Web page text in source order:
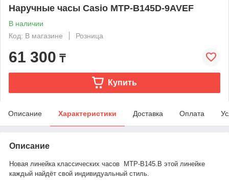
Наручные часы Casio MTP-B145D-9AVEF
В наличии
Код: В магазине
Розница
61 300 ₸
Купить
Описание Характеристики Доставка Оплата
Описание
Новая линейка классических часов MTP-B145.В этой линейке
каждый найдёт свой индивидуальный стиль.